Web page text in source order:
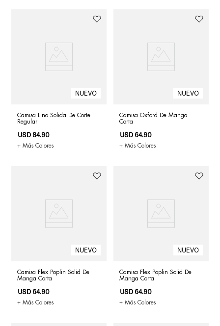
Camisa Lino Solida De Corte
Regular
USD 84.90
+ Más Colores
Camisa Oxford De Manga
Corta
USD 64.90
+ Más Colores
Camisa Flex Poplin Solid De
Manga Corta
USD 64.90
+ Más Colores
Camisa Flex Poplin Solid De
Manga Corta
USD 64.90
+ Más Colores